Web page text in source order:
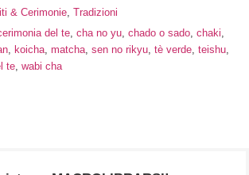
& Cerimonie Tradizioni
del te cha no yu chado o sado chaki
koicha matcha sen no rikyu tè verde teishu
te wabi cha